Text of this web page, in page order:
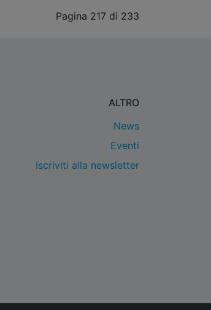
Pagina 217 di 233
ALTRO
News
Eventi
Iscriviti alla newsletter